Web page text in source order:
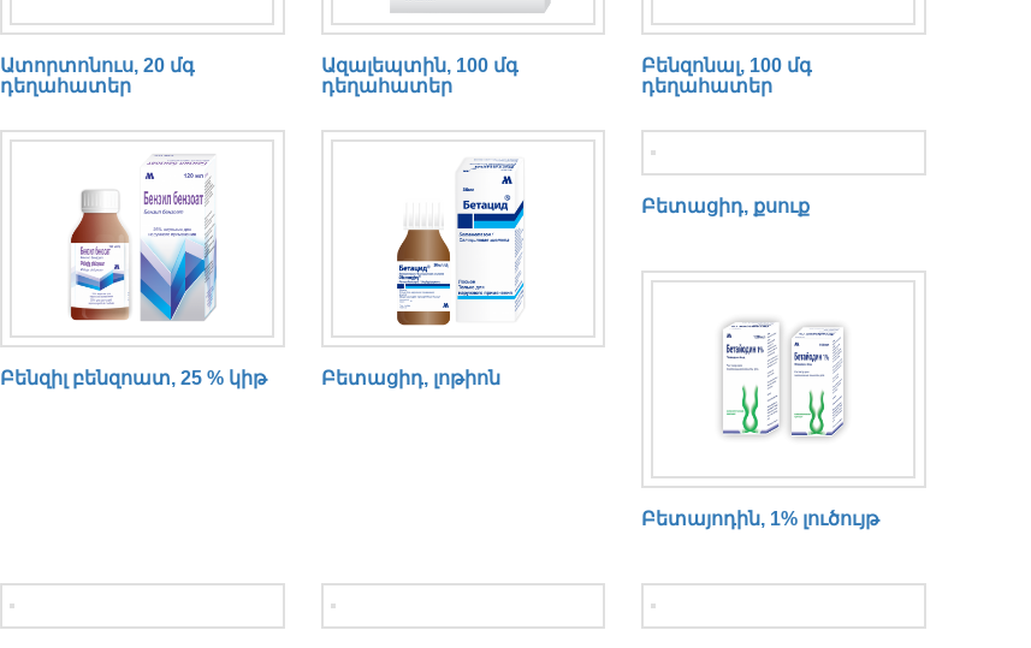
Ատորտոնուս, 20 մգ
դեղահատեր
Ազալեպտին, 100 մգ
դեղահատեր
Բենզոնալ, 100 մգ
դեղահատեր
Բենզիլ բենզոատ, 25 % կիթ Բետացիդ, լոթիոն
Բետացիդ, քսուք
Բետայոդին, 1% լուծույթ